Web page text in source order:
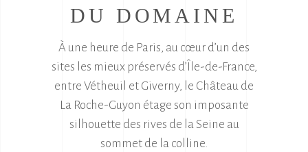
DU DOMAINE
À une heure de Paris, au cœur d’un des
sites les mieux préservés d’Île-de-France,
entre Vétheuil et Giverny, le Château de
La Roche-Guyon étage son imposante
silhouette des rives de la Seine au
sommet de la colline.